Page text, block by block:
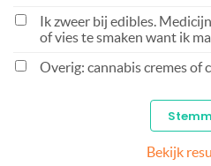
Ik zweer bij edibles.
of vies te smaken want ik
Overig: cannabis cremes of
Bekijk